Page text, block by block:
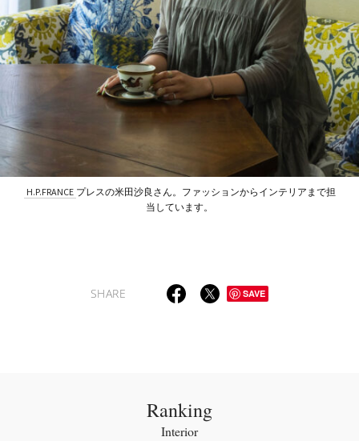
H.P.FRANCE プレスの米田沙良さん。ファッションからインテリアまで担
当しています。
SHARE SAVE
Ranking
Interior